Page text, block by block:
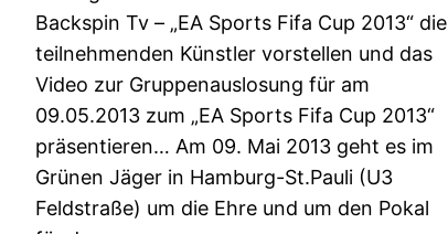
Backspin Tv – „EA Sports Fifa Cup 2013“ die
teilnehmenden Künstler vorstellen und das
Video zur Gruppenauslosung für am
09.05.2013 zum „EA Sports Fifa Cup 2013“
präsentieren… Am 09. Mai 2013 geht es im
Grünen Jäger in Hamburg-St.Pauli (U3
Feldstraße) um die Ehre und um den Pokal